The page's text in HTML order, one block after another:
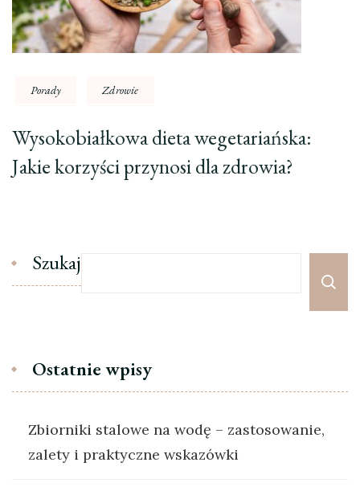
Porady Zdrowie
Wysokobiałkowa dieta wegetariańska:
Jakie korzyści przynosi dla zdrowia?
Szukaj
Ostatnie wpisy
Zbiorniki stalowe na wodę – zastosowanie,
zalety i praktyczne wskazówki